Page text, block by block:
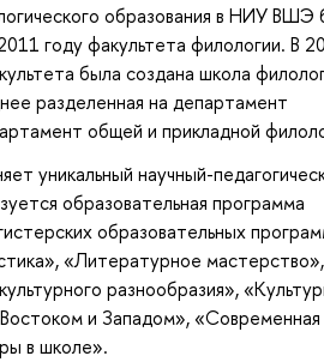
образования в НИУ ВШЭ
году факультета филологии. В
была создана школа
разделенная на департамент
общей и прикладной
уникальный научный-
образовательная программа
образовательных
«Литературное мастерство»,
разнообразия»,
и Западом», «Современная
в школе».